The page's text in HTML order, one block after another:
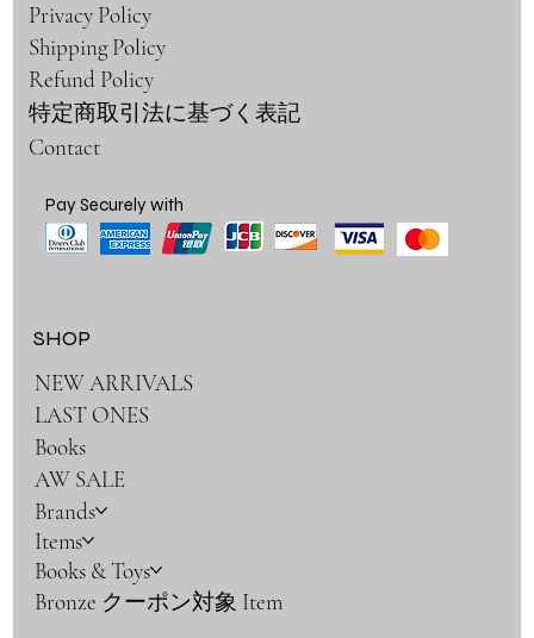
Privacy Policy
Shipping Policy
Refund Policy
特定商取引法に基づく表記
Contact
SHOP
NEW ARRIVALS
LAST ONES
Books
AW SALE
Brands
Items
Books & Toys
Bronze クーポン対象 Item
Pay Securely with